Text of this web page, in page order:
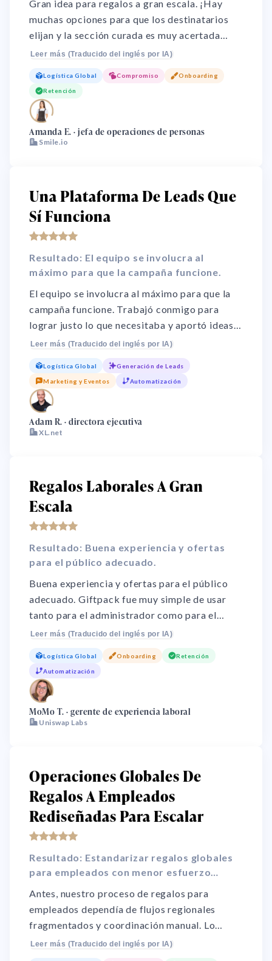
Gran idea para regalos a gran escala. ¡Hay
muchas opciones para que los destinatarios
elijan y la sección curada es muy acertada
cuando el destinatario completa el
destinatario, ¡esto hace que el regalo tenga un
gran impacto para quienes lo reciben!
Leer más (Traducido del inglés por IA)
Logística Global Compromiso Onboarding
Retención
🌏
Amanda E. · jefa de operaciones de personas
Smile.io
Una Plataforma De Leads Que
Sí Funciona
Resultado: El equipo se involucra al
máximo para que la campaña funcione.
El equipo se involucra al máximo para que la
campaña funcione. Trabajó conmigo para
lograr justo lo que necesitaba y aportó ideas
que no había considerado. Sin ellos no habría
10 reuniones en cada campaña. Muy efectivo.
Leer más (Traducido del inglés por IA)
Logística Global Generación de Leads
Marketing y Eventos Automatización
🌏
Adam R. · directora ejecutiva
XL.net
Regalos Laborales A Gran
Escala
Resultado: Buena experiencia y ofertas
para el público adecuado.
Buena experiencia y ofertas para el público
adecuado. Giftpack fue muy simple de usar
tanto para el administrador como para el
usuario. Hace que regalar sea muy simple para
incertidumbre al ordenar y asegura que cada
empleado reciba algo que realmente quiere.
Leer más (Traducido del inglés por IA)
Logística Global Onboarding Retención
Automatización
🌏
MoMo T. · gerente de experiencia laboral
Uniswap Labs
Operaciones Globales De
Regalos A Empleados
Rediseñadas Para Escalar
Resultado: Estandarizar regalos globales
para empleados con menor esfuerzo
Antes, nuestro proceso de regalos para
empleados dependía de flujos regionales
fragmentados y coordinación manual. Lo
rediseñamos a un modelo centralizado que
Leer más (Traducido del inglés por IA)